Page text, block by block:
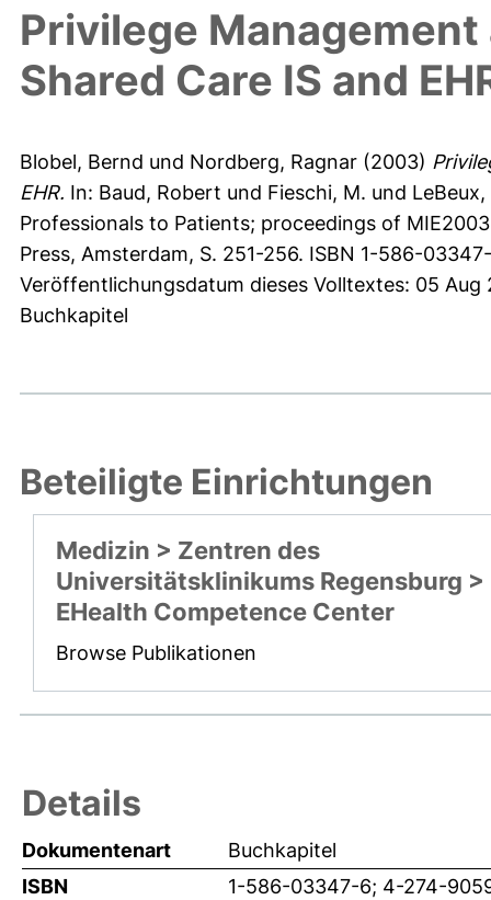
Privilege
Shared Care IS and
Blobel, Bernd und Nordberg, Ragnar (2003)
EHR. In: Baud, Robert und Fieschi, M. und LeBeux,
Professionals to Patients; proceedings of
Press, Amsterdam, S. 251-256. ISBN 1-586-
Veröffentlichungsdatum dieses Volltextes: 05 Aug
Buchkapitel
Beteiligte Einrichtungen
Medizin > Zentren des
Universitätsklinikums Regensburg >
EHealth Competence Center
Browse Publikationen
Details
Dokumentenart
Buchkapitel
ISBN
1-586-03347-6; 4-274-